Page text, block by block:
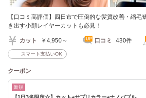
【口コミ高評価】四日市で圧倒的な髪質改善・縮毛
き出す小顔レイヤーカットも必見！
カット ￥4,950～ 口コミ 430件
スマート支払いOK
クーポン
新規
【1日3名限定☆】カット+サプリカラー+ナノバブル